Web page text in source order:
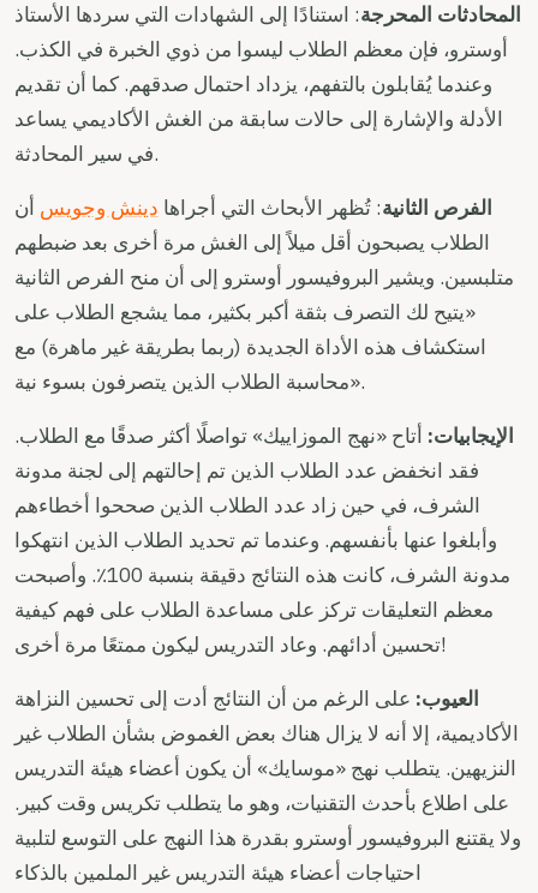
المحادثات المحرجة: استنادًا إلى الشهادات التي سردها الأستاذ
أوسترو، فإن معظم الطلاب ليسوا من ذوي الخبرة في الكذب.
وعندما يُقابلون بالتفهم، يزداد احتمال صدقهم. كما أن تقديم
الأدلة والإشارة إلى حالات سابقة من الغش الأكاديمي يساعد
في سير المحادثة.
الفرص الثانية: تُظهر الأبحاث التي أجراها دينش وجويس أن
الطلاب يصبحون أقل ميلاً إلى الغش مرة أخرى بعد ضبطهم
متلبسين. ويشير البروفيسور أوسترو إلى أن منح الفرص الثانية
«يتيح لك التصرف بثقة أكبر بكثير، مما يشجع الطلاب على
استكشاف هذه الأداة الجديدة (ربما بطريقة غير ماهرة) مع
محاسبة الطلاب الذين يتصرفون بسوء نية».
الإيجابيات: أتاح «نهج الموزاييك» تواصلًا أكثر صدقًا مع الطلاب.
فقد انخفض عدد الطلاب الذين تم إحالتهم إلى لجنة مدونة
الشرف، في حين زاد عدد الطلاب الذين صححوا أخطاءهم
وأبلغوا عنها بأنفسهم. وعندما تم تحديد الطلاب الذين انتهكوا
مدونة الشرف، كانت هذه النتائج دقيقة بنسبة 100٪. وأصبحت
معظم التعليقات تركز على مساعدة الطلاب على فهم كيفية
تحسين أدائهم. وعاد التدريس ليكون ممتعًا مرة أخرى!
العيوب: على الرغم من أن النتائج أدت إلى تحسين النزاهة
الأكاديمية، إلا أنه لا يزال هناك بعض الغموض بشأن الطلاب غير
النزيهين. يتطلب نهج «موسايك» أن يكون أعضاء هيئة التدريس
على اطلاع بأحدث التقنيات، وهو ما يتطلب تكريس وقت كبير.
ولا يقتنع البروفيسور أوسترو بقدرة هذا النهج على التوسع لتلبية
احتياجات أعضاء هيئة التدريس غير الملمين بالذكاء